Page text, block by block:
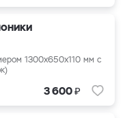
1300x650x110 мм с
3 600₽